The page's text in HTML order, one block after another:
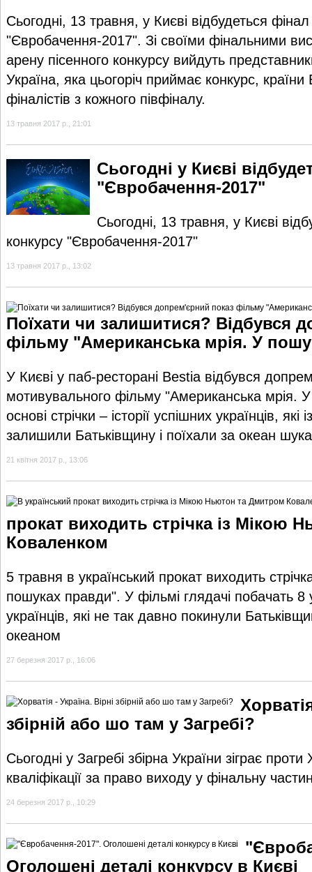
Сьогодні, 13 травня, у Києві відбудеться
"Євробачення-2017". Зі своїми фінальними
арену пісенного конкурсу вийдуть
Україна, яка цьогоріч приймає конкурс, країни
фіналістів з кожного півфіналу.
13 травня 2017 р., 21:01
Сьогодні у Києві
"Євробачення-2017"
Сьогодні, 13 травня, у Києві
конкурсу "Євробачення-2017"
13 травня 2017 р., 13:02
Поїхати чи залишитися? Відбувся
фільму "Американська мрія. У
У Києві у паб-ресторані Bestia відбувся
мотивувального фільму "Американська
основі стрічки – історії успішних українців, які
залишили Батьківщину і поїхали за океан
21 квітня 2017 р., 13:06
прокат виходить стрічка із Мікою
Коваленком
5 травня в український прокат виходить
пошуках правди". У фільмі глядачі побачать 8
українців, які не так давно покинули
океаном
27 березня 2017 р., 16:06
збірній або шо там у Загребі?
Сьогодні у Загребі збірна України зіграє
кваліфікації за право виходу у фінальну
24 березня 2017 р., 10:29
Оголошені деталі конкурсу в Києві